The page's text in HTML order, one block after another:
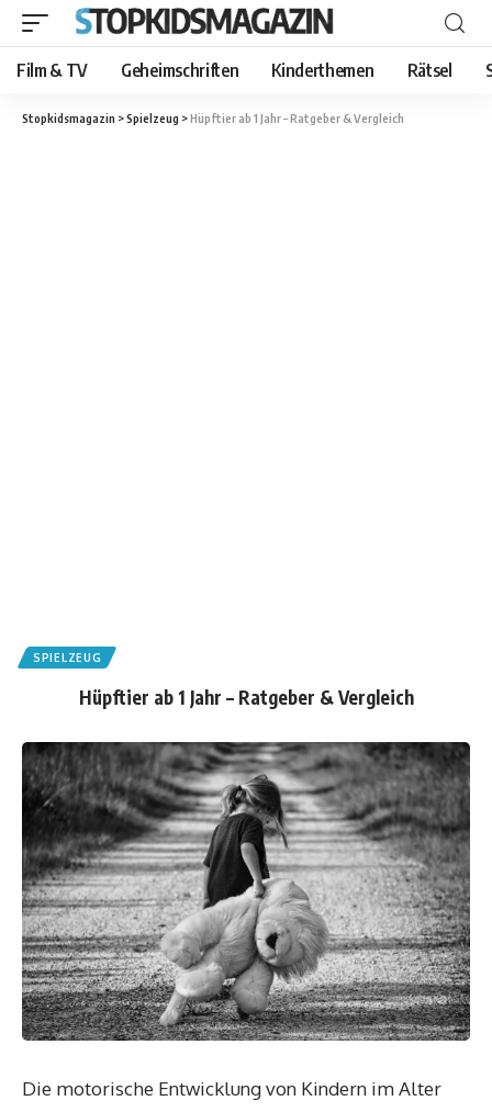
Film & TV Geheimschriften Kinderthemen Rätsel
Stopkidsmagazin >Spielzeug >Hüpftier ab 1 Jahr – Ratgeber & Vergleich
SPIELZEUG
Hüpftier ab 1 Jahr – Ratgeber & Vergleich
Die motorische Entwicklung von Kindern im Alter